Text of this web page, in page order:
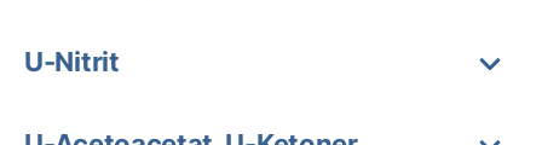
U-Nitrit